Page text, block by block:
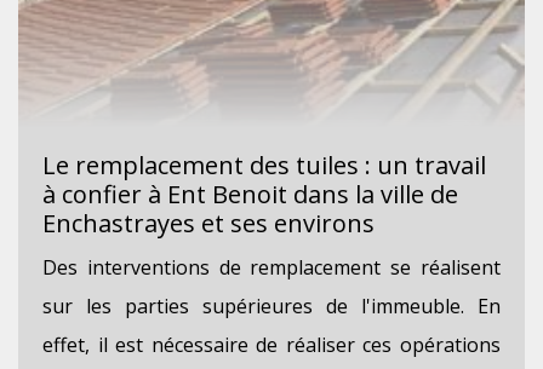
Le remplacement des tuiles : un travail
à confier à Ent Benoit dans la ville de
Enchastrayes et ses environs
Des interventions de remplacement se réalisent
sur les parties supérieures de l'immeuble. En
effet, il est nécessaire de réaliser ces opérations